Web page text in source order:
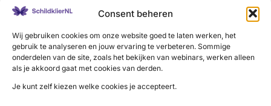
Consent beheren
Wij gebruiken cookies om onze website goed te laten werken, het
gebruik te analyseren en jouw ervaring te verbeteren. Sommige
onderdelen van de site, zoals het bekijken van webinars, werken alleen
als je akkoord gaat met cookies van derden.
Je kunt zelf kiezen welke cookies je accepteert.